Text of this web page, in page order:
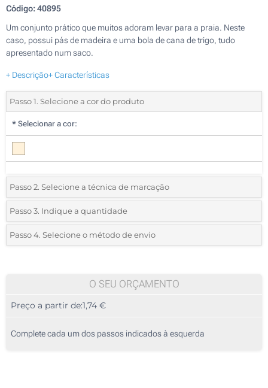
Código:40895
Um conjunto prático que muitos adoram levar para a praia. Neste
caso, possui pás de madeira e uma bola de cana de trigo, tudo
apresentado num saco.
+ Descrição+ Características
Passo 1. Selecione a cor do produto
* Selecionar a cor:
Passo 2. Selecione a técnica de marcação
*Selecione o tipo de marcação e as cores do logotipo:
1 Cor (Uma raquete, em um lado)
Passo 3. Indique a quantidade
*Quantidade mínima:35
70
175
Passo 4. Selecione o método de envio
O SEU ORÇAMENTO
Preço a partir de:1,74 €
Complete cada um dos passos indicados à esquerda